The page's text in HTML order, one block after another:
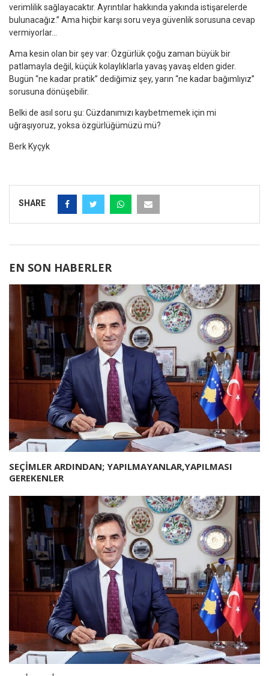
verimlilik sağlayacaktır. Ayrıntılar hakkında yakında istişarelerde
bulunacağız.” Ama hiçbir karşı soru veya güvenlik sorusuna cevap
vermiyorlar…
Ama kesin olan bir şey var: Özgürlük çoğu zaman büyük bir
patlamayla değil, küçük kolaylıklarla yavaş yavaş elden gider.
Bugün “ne kadar pratik” dediğimiz şey, yarın “ne kadar bağımlıyız”
sorusuna dönüşebilir.
Belki de asıl soru şu: Cüzdanımızı kaybetmemek için mi
uğraşıyoruz, yoksa özgürlüğümüzü mü?
Berk Kyçyk
SHARE
EN SON HABERLER
SEÇİMLER ARDINDAN; YAPILMAYANLAR,YAPILMASI
GEREKENLER